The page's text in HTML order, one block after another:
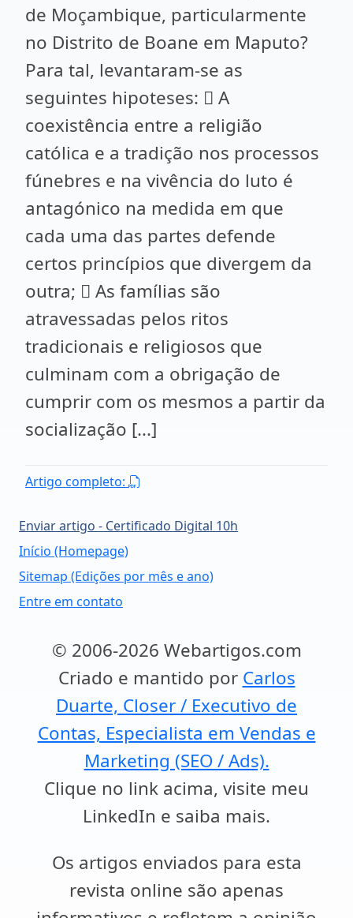
de Moçambique, particularmente
no Distrito de Boane em Maputo?
Para tal, levantaram-se as
seguintes hipoteses:  A
coexistência entre a religião
católica e a tradição nos processos
fúnebres e na vivência do luto é
antagónico na medida em que
cada uma das partes defende
certos princípios que divergem da
outra;  As famílias são
atravessadas pelos ritos
tradicionais e religiosos que
culminam com a obrigação de
cumprir com os mesmos a partir da
socialização [...]
Artigo completo:
Enviar artigo - Certificado Digital 10h
Início (Homepage)
Sitemap (Edições por mês e ano)
Entre em contato
© 2006-2026 Webartigos.com
Criado e mantido por Carlos
Duarte, Closer / Executivo de
Contas, Especialista em Vendas e
Marketing (SEO / Ads).
Clique no link acima, visite meu
LinkedIn e saiba mais.
Os artigos enviados para esta
revista online são apenas